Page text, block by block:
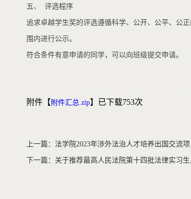
五、 评选程序
追求卓越学生奖的评选遵循科学、公开、公平、公
围内进行公示。
符合条件有意申请的同学，可以向班级提交申请。
附件【 附件汇总.zip】已下载753次
上一篇：法学院2023年涉外法治人才培养出国交流
下一篇：关于推荐最高人民法院第十四批法律实习